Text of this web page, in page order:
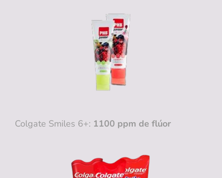
Colgate Smiles 6+: 1100 ppm de flúor